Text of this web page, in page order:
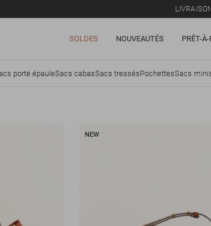
TOUS LES PRIX
SOLDES NOUVEAUTÉS PRÊT-À-
porté épauleSacs cabasSacs tressésPochettesSacs
NEW